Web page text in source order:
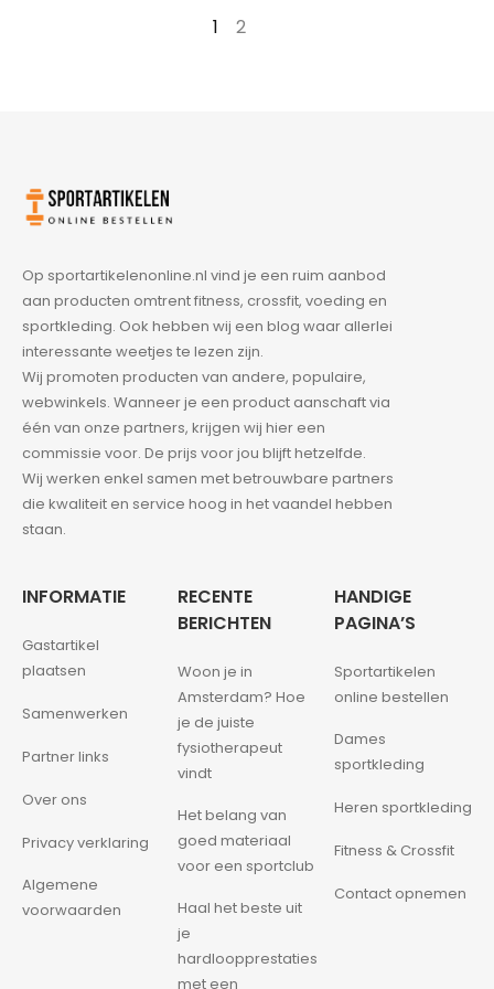
1 2
Op sportartikelenonline.nl vind je een ruim aanbod
aan producten omtrent fitness, crossfit, voeding en
sportkleding. Ook hebben wij een blog waar allerlei
interessante weetjes te lezen zijn.
Wij promoten producten van andere, populaire,
webwinkels. Wanneer je een product aanschaft via
één van onze partners, krijgen wij hier een
commissie voor. De prijs voor jou blijft hetzelfde.
Wij werken enkel samen met betrouwbare partners
die kwaliteit en service hoog in het vaandel hebben
staan.
INFORMATIE
Gastartikel
plaatsen
Samenwerken
Partner links
Over ons
Privacy verklaring
Algemene
voorwaarden
RECENTE
BERICHTEN
Woon je in
Amsterdam? Hoe
je de juiste
fysiotherapeut
vindt
Het belang van
goed materiaal
voor een sportclub
Haal het beste uit
je
hardloopprestaties
met een
HANDIGE
PAGINA’S
Sportartikelen
online bestellen
Dames
sportkleding
Heren sportkleding
Fitness & Crossfit
Contact opnemen